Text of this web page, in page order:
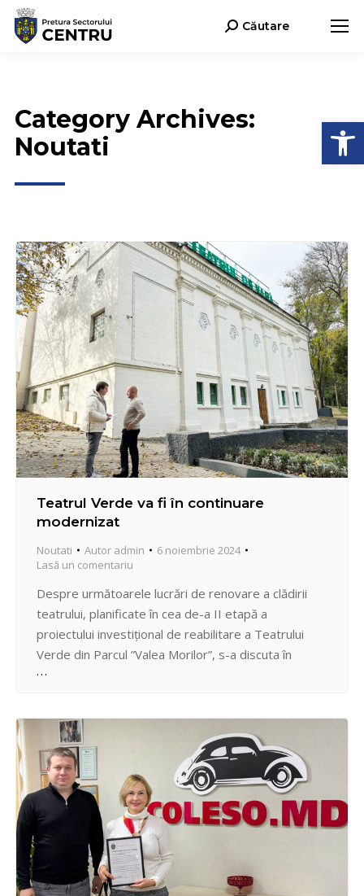
Search:Căutare
Category Archives:
Noutati
Teatrul Verde va fi în continuare
modernizat
Noutati Autor admin
6 noiembrie 2024
Lasă un comentariu
Despre următoarele lucrări de renovare a clădirii
teatrului, planificate în cea de-a II etapă a
proiectului investițional de reabilitare a Teatrului
Verde din Parcul ”Valea Morilor”, s-a discuta în
cadrul ședinței de lucru convocată de Pretorul
Sergiu Andrian și antreprenorul responsabil de
executarea lucrărilor. Astfel, se vor schimba
ferestrele…